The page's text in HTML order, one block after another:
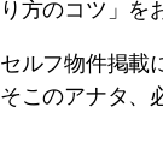
り方のコツ」を
セルフ物件掲載
そこのアナタ、